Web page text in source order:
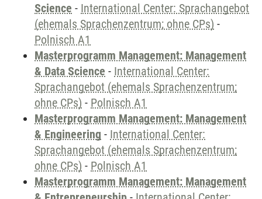
Science - International Center: Sprachangebot
(ehemals Sprachenzentrum; ohne CPs) -
Polnisch A1
Masterprogramm Management: Management
& Data Science - International Center:
Sprachangebot (ehemals Sprachenzentrum;
ohne CPs) - Polnisch A1
Masterprogramm Management: Management
& Engineering - International Center:
Sprachangebot (ehemals Sprachenzentrum;
ohne CPs) - Polnisch A1
Masterprogramm Management: Management